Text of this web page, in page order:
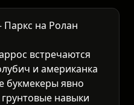
Паркс на Ролан
встречаются
и американка
букмекеры явно
навыки